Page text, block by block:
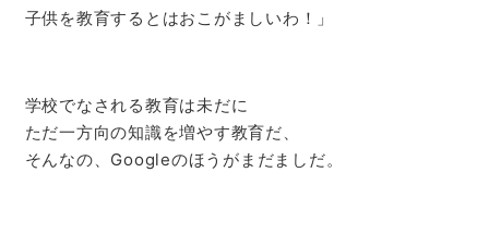
子供を教育するとはおこがましいわ！」
学校でなされる教育は未だに
ただ一方向の知識を増やす教育だ、
そんなの、Googleのほうがまだましだ。